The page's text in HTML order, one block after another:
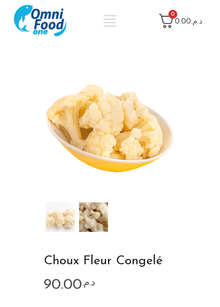
0
د.م.0.00
Choux Fleur Congelé
د.م.90.00